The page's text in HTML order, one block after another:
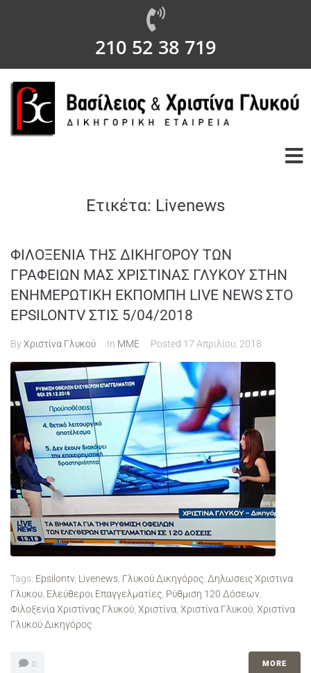
210 52 38 719
Ετικέτα: Livenews
ΦΙΛΟΞΕΝΙΑ ΤΗΣ ΔΙΚΗΓΟΡΟΥ ΤΩΝ
ΓΡΑΦΕΙΩΝ ΜΑΣ ΧΡΙΣΤΙΝΑΣ ΓΛΥΚΟΥ ΣΤΗΝ
ΕΝΗΜΕΡΩΤΙΚΗ ΕΚΠΟΜΠΗ LIVE NEWS ΣΤΟ
EPSILONTV ΣΤΙΣ 5/04/2018
ByΧριστίνα Γλυκού In ΜΜΕ Posted 17 Απριλίου, 2018
Tags: Epsilontv, Livenews, Γλυκού Δικηγόρος, Δηλωσεις Χριστινα
Γλυκου, Ελεύθεροι Επαγγελματίες, Ρύθμιση 120 Δόσεων,
Φιλοξενία Χριστίνας Γλυκού, Χριστίνα, Χριστίνα Γλυκού, Χριστίνα
Γλυκού Δικηγόρος
0 MORE